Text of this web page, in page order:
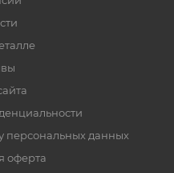
персональных данных
оферта